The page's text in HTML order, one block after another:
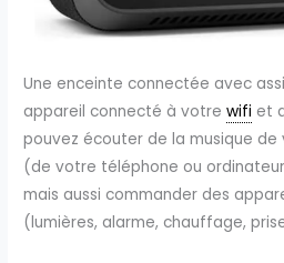
Une enceinte connectée avec
appareil connecté à votrewifi et
pouvez écouter de la musique
(de votre téléphone ou
mais aussi commander des
(lumières, alarme, chauffage,